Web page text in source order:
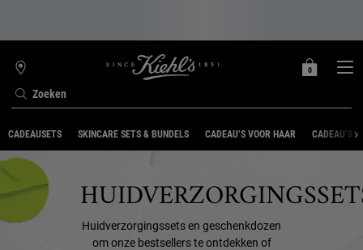
Zoeken
WINKELZOEKER
MIJN
0
0 PRODUCT
CADEAUSETS SKINCARE SETS & BUNDELS CADEAU’S VOOR HAAR CADEAU’S
Huidverzorgingssets en geschenkdozen
om onze bestsellers te ontdekken of